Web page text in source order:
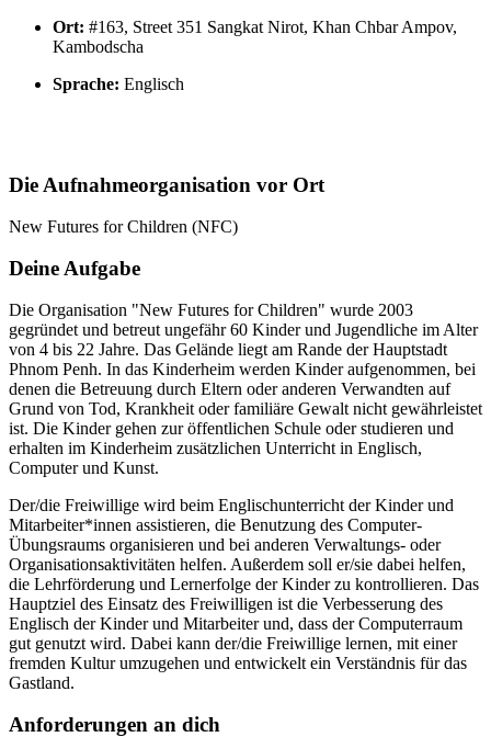
Ort: #163, Street 351 Sangkat Nirot, Khan Chbar Ampov,
Kambodscha
Sprache: Englisch
Die Aufnahmeorganisation vor Ort
New Futures for Children (NFC)
Deine Aufgabe
Die Organisation "New Futures for Children" wurde 2003
gegründet und betreut ungefähr 60 Kinder und Jugendliche im Alter
von 4 bis 22 Jahre. Das Gelände liegt am Rande der Hauptstadt
Phnom Penh. In das Kinderheim werden Kinder aufgenommen, bei
denen die Betreuung durch Eltern oder anderen Verwandten auf
Grund von Tod, Krankheit oder familiäre Gewalt nicht gewährleistet
ist. Die Kinder gehen zur öffentlichen Schule oder studieren und
erhalten im Kinderheim zusätzlichen Unterricht in Englisch,
Computer und Kunst.
Der/die Freiwillige wird beim Englischunterricht der Kinder und
Mitarbeiter*innen assistieren, die Benutzung des Computer-
Übungsraums organisieren und bei anderen Verwaltungs- oder
Organisationsaktivitäten helfen. Außerdem soll er/sie dabei helfen,
die Lehrförderung und Lernerfolge der Kinder zu kontrollieren. Das
Hauptziel des Einsatz des Freiwilligen ist die Verbesserung des
Englisch der Kinder und Mitarbeiter und, dass der Computerraum
gut genutzt wird. Dabei kann der/die Freiwillige lernen, mit einer
fremden Kultur umzugehen und entwickelt ein Verständnis für das
Gastland.
Anforderungen an dich